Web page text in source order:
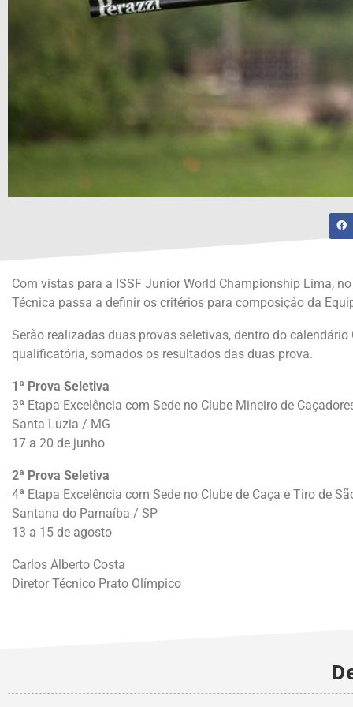
Com vistas para a ISSF Junior World Championship Lima,
Técnica passa a definir os critérios para composição da
Serão realizadas duas provas seletivas, dentro do
qualificatória, somados os resultados das duas prova.
1ª Prova Seletiva
3ª Etapa Excelência com Sede no Clube Mineiro de
Santa Luzia / MG
17 a 20 de junho
2ª Prova Seletiva
4ª Etapa Excelência com Sede no Clube de Caça e Tiro de
Santana do Parnaíba / SP
13 a 15 de agosto
Carlos Alberto Costa
Diretor Técnico Prato Olímpico